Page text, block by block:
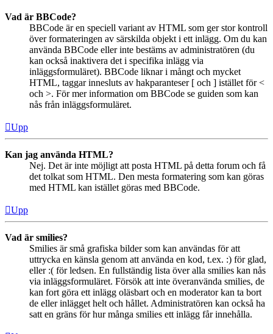
Vad är BBCode?
BBCode är en speciell variant av HTML som ger stor kontroll
över formateringen av särskilda objekt i ett inlägg. Om du kan
använda BBCode eller inte bestäms av administratören (du
kan också inaktivera det i specifika inlägg via
inläggsformuläret). BBCode liknar i mångt och mycket
HTML, taggar innesluts av hakparanteser [ och ] istället för <
och >. För mer information om BBCode se guiden som kan
nås från inläggsformuläret.
Upp
Kan jag använda HTML?
Nej. Det är inte möjligt att posta HTML på detta forum och få
det tolkat som HTML. Den mesta formatering som kan göras
med HTML kan istället göras med BBCode.
Upp
Vad är smilies?
Smilies är små grafiska bilder som kan användas för att
uttrycka en känsla genom att använda en kod, t.ex. :) för glad,
eller :( för ledsen. En fullständig lista över alla smilies kan nås
via inläggsformuläret. Försök att inte överanvända smilies, de
kan fort göra ett inlägg oläsbart och en moderator kan ta bort
de eller inlägget helt och hållet. Administratören kan också ha
satt en gräns för hur många smilies ett inlägg får innehålla.